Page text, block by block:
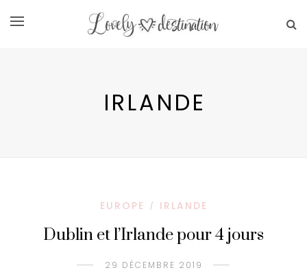
IRLANDE
EUROPE / IRLANDE
Dublin et l’Irlande pour 4 jours
29 DÉCEMBRE 2019